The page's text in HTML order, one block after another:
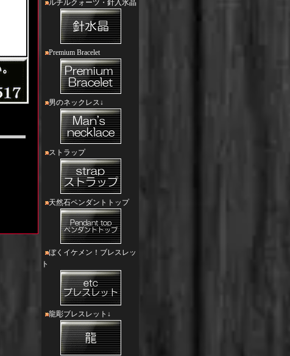
ルチルクォーツ・針入水晶
Premium Bracelet
男のネックレス↓
ストラップ
天然石ペンダントトップ
ぼくイケメン！ブレスレッ
ト
龍彫ブレスレット↓